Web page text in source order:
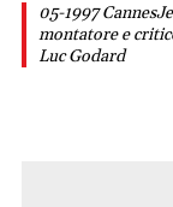
05-1997
montatore e
Luc Godard